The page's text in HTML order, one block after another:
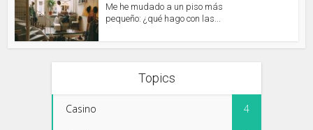
Me he mudado a un piso más
pequeño: ¿qué hago con las...
Topics
Casino 4